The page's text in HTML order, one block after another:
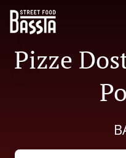
Pizze